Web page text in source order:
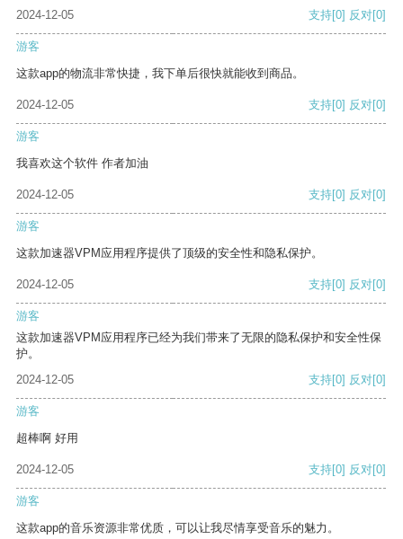
2024-12-05 支持[0] 反对[0]
游客
这款app的物流非常快捷，我下单后很快就能收到商品。
2024-12-05 支持[0] 反对[0]
游客
我喜欢这个软件 作者加油
2024-12-05 支持[0] 反对[0]
游客
这款加速器VPM应用程序提供了顶级的安全性和隐私保护。
2024-12-05 支持[0] 反对[0]
游客
这款加速器VPM应用程序已经为我们带来了无限的隐私保护和安全性保
护。
2024-12-05
支持[0] 反对[0]
游客
超棒啊 好用
2024-12-05 支持[0] 反对[0]
游客
这款app的音乐资源非常优质，可以让我尽情享受音乐的魅力。